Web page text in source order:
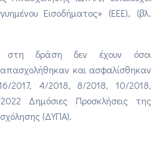
Εισοδήματος» (ΕΕΕ), (βλ.
στη δράση δεν έχουν όσοι
και ασφαλίσθηκαν
2017, 4/2018, 8/2018, 10/2018,
Δημόσιες Προσκλήσεις της
(ΔΥΠΑ).​